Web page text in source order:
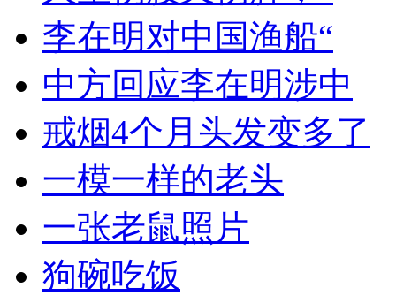
李在明对中国渔船“
中方回应李在明涉中
戒烟4个月头发变多了
一模一样的老头
一张老鼠照片
狗碗吃饭